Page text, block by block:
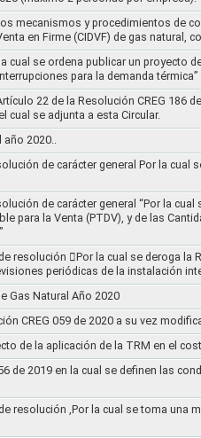
mecanismos y procedimientos de
en Firme (CIDVF) de gas natural,
cual se ordena publicar un
para la demanda térmica”
22 de la Resolución CREG
cual se adjunta a esta Circular.
año 2020..
de carácter general Por la
de carácter general “Por la
para la Venta (PTDV), y de las
resolución 􀂴Por la cual se deroga la
periódicas de la instalación
Gas Natural Año 2020
CREG 059 de 2020 a su vez
de la aplicación de la TRM en el
de 2019 en la cual se definen las
resolución ,Por la cual se toma